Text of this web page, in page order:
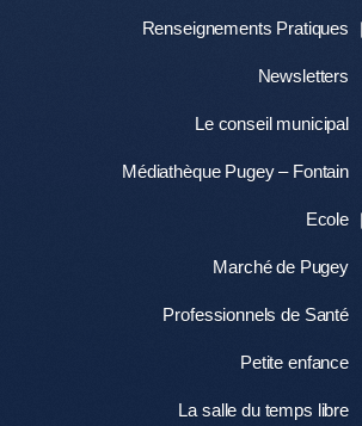
Renseignements Pratiques
Newsletters
Le conseil municipal
Médiathèque Pugey – Fontain
Ecole
Marché de Pugey
Professionnels de Santé
Petite enfance
La salle du temps libre